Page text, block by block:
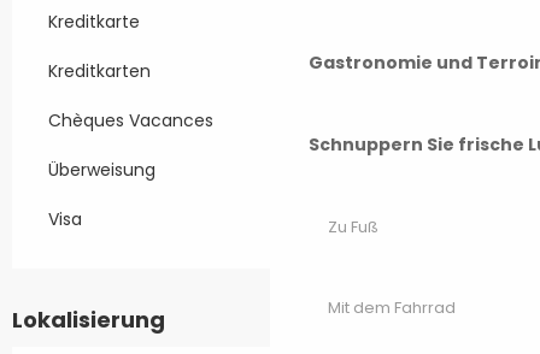
Gastronomie und
Schnuppern Sie frische
Zu Fuß
Mit dem Fahrrad
Kreditkarte
Kreditkarten
Chèques Vacances
Überweisung
Visa
Lokalisierung